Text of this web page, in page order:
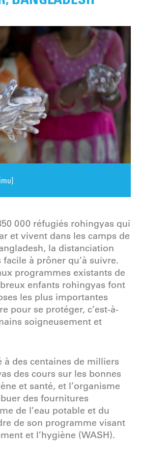
000 réfugiés rohingyas qui
et vivent dans les camps de
la distanciation
à prôner qu’à suivre.
programmes existants de
enfants rohingyas font
les plus importantes
pour se protéger, c’est-à-
soigneusement et
à des centaines de milliers
des cours sur les bonnes
et santé, et l’organisme
des fournitures
de l’eau potable et du
de son programme visant
et l’hygiène (WASH).